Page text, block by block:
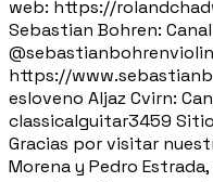
web: https://
Sebastian Bohren:
https://
esloveno Aljaz Cvirn:
classicalguitar3459
Gracias por visitar
Morena y Pedro